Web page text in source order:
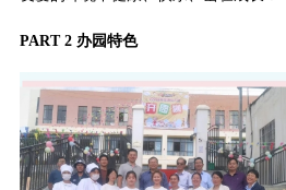
PART 2 办园特色